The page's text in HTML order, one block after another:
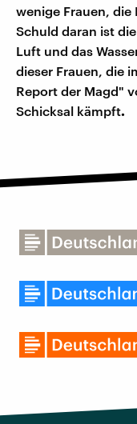
wenige Frauen, die
Schuld daran ist
Luft und das
dieser Frauen, die
Report der Magd"
Schicksal kämpft.